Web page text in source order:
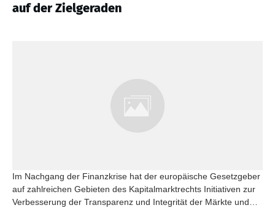
auf der Zielgeraden
Im Nachgang der Finanzkrise hat der europäische Gesetzgeber
auf zahlreichen Gebieten des Kapitalmarktrechts Initiativen zur
Verbesserung der Transparenz und Integrität der Märkte und